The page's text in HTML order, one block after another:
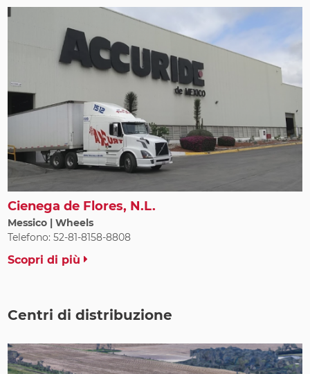
Cienega de Flores, N.L.
Messico | Wheels
Telefono: 52-81-8158-8808
Scopri di più
Centri di distribuzione